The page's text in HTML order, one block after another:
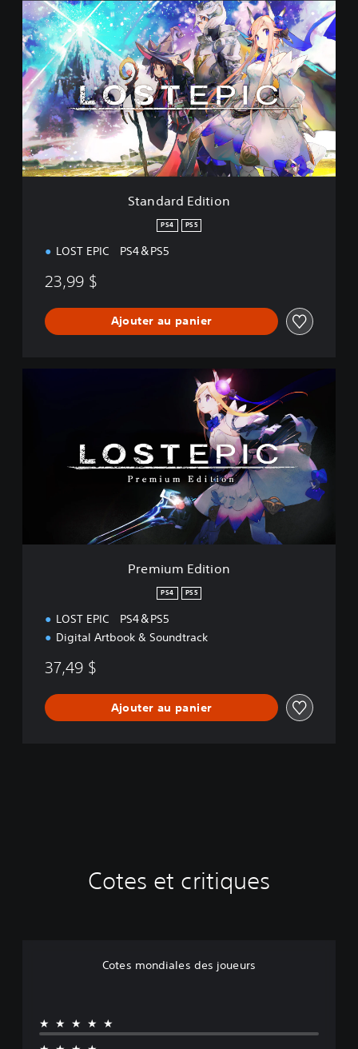
S
t
a
n
d
a
r
d
E
d
i
t
Standard Edition
PS4 PS5
LOST EPIC PS4＆PS5
23,99 $
Ajouter au panier
i
Premium Edition
PS4 PS5
LOST EPIC PS4＆PS5
Digital Artbook & Soundtrack
37,49 $
Ajouter au panier
Cotes et critiques
Cotes mondiales des joueurs
★★★★★